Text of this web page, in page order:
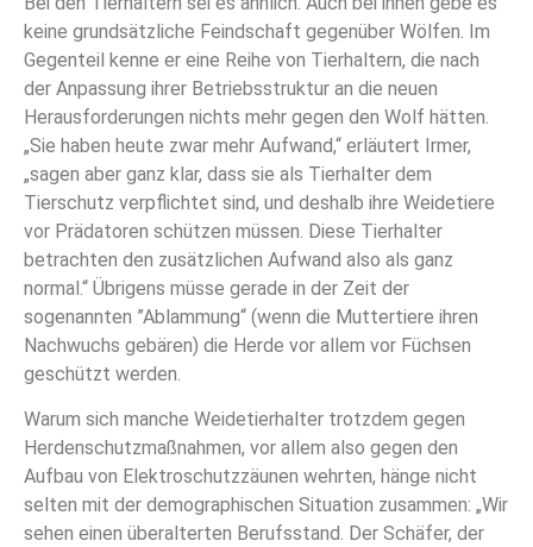
keine grundsätzliche Feindschaft gegenüber Wölfen. Im
Gegenteil kenne er eine Reihe von Tierhaltern, die nach
der Anpassung ihrer Betriebsstruktur an die neuen
Herausforderungen nichts mehr gegen den Wolf hätten.
„Sie haben heute zwar mehr Aufwand,“ erläutert Irmer,
„sagen aber ganz klar, dass sie als Tierhalter dem
Tierschutz verpflichtet sind, und deshalb ihre Weidetiere
vor Prädatoren schützen müssen. Diese Tierhalter
betrachten den zusätzlichen Aufwand also als ganz
normal.“ Übrigens müsse gerade in der Zeit der
sogenannten ”Ablammung“ (wenn die Muttertiere ihren
Nachwuchs gebären) die Herde vor allem vor Füchsen
geschützt werden.
Warum sich manche Weidetierhalter trotzdem gegen
Herdenschutzmaßnahmen, vor allem also gegen den
Aufbau von Elektroschutzzäunen wehrten, hänge nicht
selten mit der demographischen Situation zusammen: „Wir
sehen einen überalterten Berufsstand. Der Schäfer, der